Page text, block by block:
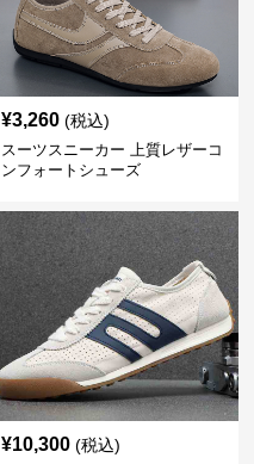
¥3,260 (税込)
スーツスニーカー 上質レザーコ
ンフォートシューズ
¥10,300 (税込)